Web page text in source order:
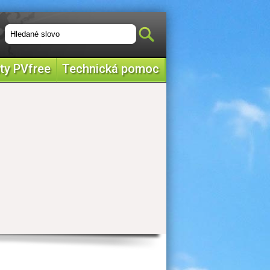
PVfree Technická pomoc